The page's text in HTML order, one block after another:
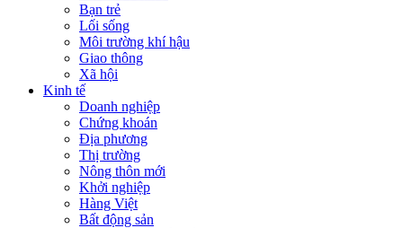
Bạn trẻ
Lối sống
Môi trường khí hậu
Giao thông
Xã hội
Kinh tế
Doanh nghiệp
Chứng khoán
Địa phương
Thị trường
Nông thôn mới
Khởi nghiệp
Hàng Việt
Bất động sản